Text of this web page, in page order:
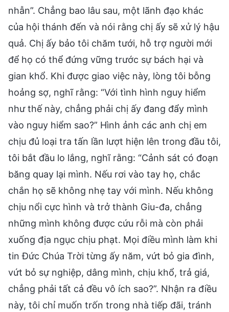
nhẫn”. Chẳng bao lâu sau, một lãnh đạo khác
của hội thánh đến và nói rằng chị ấy sẽ xử lý hậu
quả. Chị ấy bảo tôi chăm tưới, hỗ trợ người mới
để họ có thể đứng vững trước sự bách hại và
gian khổ. Khi được giao việc này, lòng tôi bỗng
hoảng sợ, nghĩ rằng: “Với tình hình nguy hiểm
như thế này, chẳng phải chị ấy đang đẩy mình
vào nguy hiểm sao?” Hình ảnh các anh chị em
chịu đủ loại tra tấn lần lượt hiện lên trong đầu tôi,
tôi bắt đầu lo lắng, nghĩ rằng: “Cảnh sát có đoạn
băng quay lại mình. Nếu rơi vào tay họ, chắc
chắn họ sẽ không nhẹ tay với mình. Nếu không
chịu nổi cực hình và trở thành Giu-đa, chẳng
những mình không được cứu rỗi mà còn phải
xuống địa ngục chịu phạt. Mọi điều mình làm khi
tin Đức Chúa Trời từng ấy năm, vứt bỏ gia đình,
vứt bỏ sự nghiệp, dâng mình, chịu khổ, trả giá,
chẳng phải tất cả đều vô ích sao?”. Nhận ra điều
này, tôi chỉ muốn trốn trong nhà tiếp đãi, tránh